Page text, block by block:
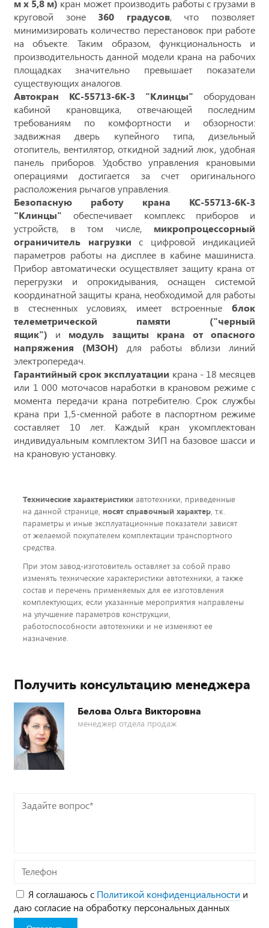
м х 5,8 м) кран может производить работы с грузами в
круговой зоне 360 градусов, что позволяет
минимизировать количество перестановок при работе
на объекте. Таким образом, функциональность и
производительность данной модели крана на рабочих
площадках значительно превышает показатели
существующих аналогов.
Автокран КС-55713-6К-3 "Клинцы" оборудован
кабиной крановщика, отвечающей последним
требованиям по комфортности и обзорности:
задвижная дверь купейного типа, дизельный
отопитель, вентилятор, откидной задний люк, удобная
панель приборов. Удобство управления крановыми
операциями достигается за счет оригинального
расположения рычагов управления.
Безопасную работу крана КС-55713-6К-3
"Клинцы" обеспечивает комплекс приборов и
устройств, в том числе, микропроцессорный
ограничитель нагрузки с цифровой индикацией
параметров работы на дисплее в кабине машиниста.
Прибор автоматически осуществляет защиту крана от
перегрузки и опрокидывания, оснащен системой
координатной защиты крана, необходимой для работы
в стесненных условиях, имеет встроенные блок
телеметрической памяти ("черный
ящик") и модуль защиты крана от опасного
напряжения (МЗОН) для работы вблизи линий
электропередач.
Гарантийный срок эксплуатации крана - 18 месяцев
или 1 000 моточасов наработки в крановом режиме с
момента передачи крана потребителю. Срок службы
крана при 1,5-сменной работе в паспортном режиме
составляет 10 лет. Каждый кран укомплектован
индивидуальным комплектом ЗИП на базовое шасси и
на крановую установку.
Технические характеристики автотехники, приведенные
на данной странице, носят справочный характер, т.к.
параметры и иные эксплуатационные показатели зависят
от желаемой покупателем комплектации транспортного
средства.
При этом завод-изготовитель оставляет за собой право
изменять технические характеристики автотехники, а также
состав и перечень применяемых для ее изготовления
комплектующих, если указанные мероприятия направлены
на улучшение параметров конструкции,
работоспособности автотехники и не изменяют ее
назначение.
Получить консультацию менеджера
Белова Ольга Викторовна
менеджер отдела продаж
Задайте
вопрос*
Телефон
Я соглашаюсь с Политикой конфиденциальности и
даю согласие на обработку персональных данных